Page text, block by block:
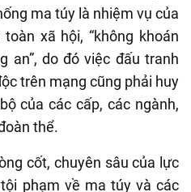
ma túy là nhiệm vụ của
xã hội, “không khoán
an”, do đó việc đấu tranh
trên mạng cũng phải huy
của các cấp, các ngành,
thể.
cốt, chuyên sâu của lực
phạm về ma túy và các